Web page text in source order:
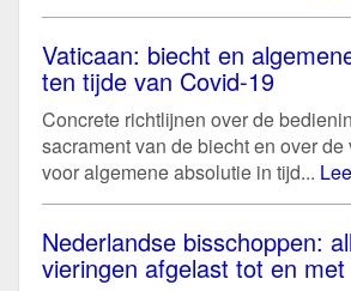
Vaticaan: biecht en
ten tijde van Covid-19
Concrete richtlijnen over de
sacrament van de biecht en over de
voor algemene absolutie in tijd...
Nederlandse bisschoppen:
vieringen afgelast tot en